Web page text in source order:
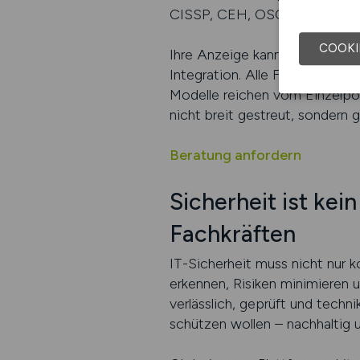
CISSP, CEH, OSCP, CISA
Ihre Anzeige kann als Word-
Integration. Alle Formate
Modelle reichen vom
nicht breit gestreut, sondern
Beratung anfordern
Sicherheit ist
Fachkräften
IT-Sicherheit muss nicht nur
erkennen, Risiken minimieren
verlässlich, geprüft und
schützen wollen – nachhaltig